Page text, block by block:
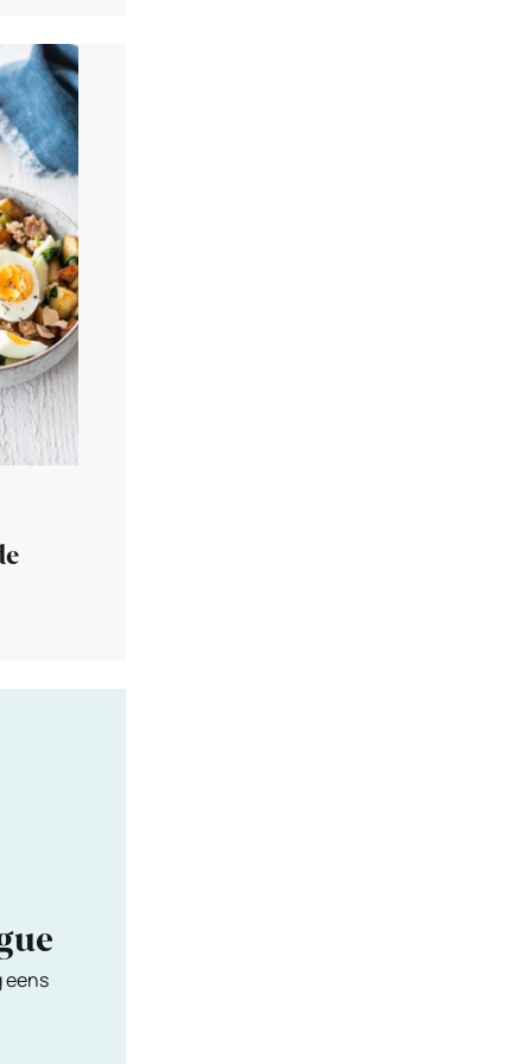
eens